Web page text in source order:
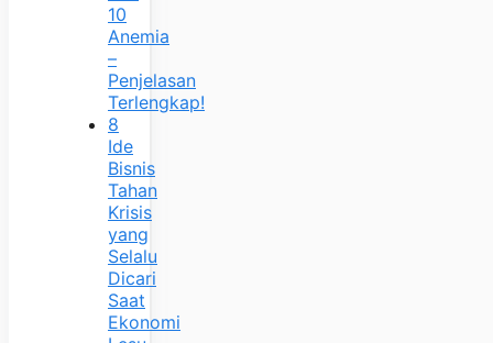
10
Anemia
–
Penjelasan
Terlengkap!
8
Ide
Bisnis
Tahan
Krisis
yang
Selalu
Dicari
Saat
Ekonomi